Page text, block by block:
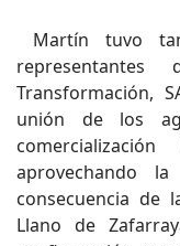
Martín tuvo
Transformación,
unión de los
aprovechando
consecuencia de
Llano de